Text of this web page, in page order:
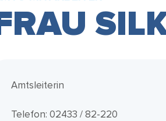
ENGAGEMENT
SIE GERNE
Amtsleiterin
Telefon: 02433 / 82-220